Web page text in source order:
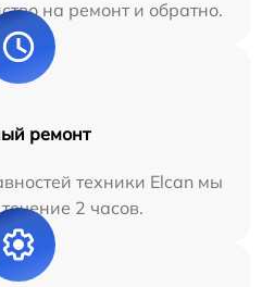
на ремонт и обратно.
ремонт
техники Elcan мы
2 часов.